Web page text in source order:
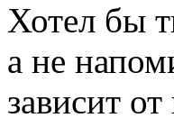
Хотел бы
а не
зависит